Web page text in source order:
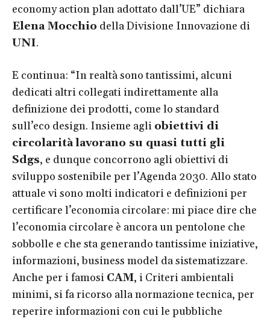
economy action plan adottato dall’UE” dichiara
Elena Mocchio della Divisione Innovazione di
UNI.
E continua: “In realtà sono tantissimi, alcuni
dedicati altri collegati indirettamente alla
definizione dei prodotti, come lo standard
sull’eco design. Insieme agli obiettivi di
circolaritàlavorano su quasi tutti gli
Sdgs, e dunque concorrono agli obiettivi di
sviluppo sostenibile per l’Agenda 2030. Allo stato
attuale vi sono molti indicatori e definizioni per
certificare l’economia circolare: mi piace dire che
l’economia circolare è ancora un pentolone che
sobbolle e che sta generando tantissime iniziative,
informazioni, business model da sistematizzare.
Anche per i famosi CAM, i Criteri ambientali
minimi, si fa ricorso alla normazione tecnica, per
reperire informazioni con cui le pubbliche